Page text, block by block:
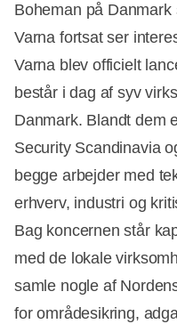
Boheman på
Varna fortsat ser
Varna blev officielt
består i dag af syv
Danmark. Blandt dem
Security Scandinavia
begge arbejder med
erhverv, industri og
Bag koncernen står
med de lokale
samle nogle af
for områdesikring,